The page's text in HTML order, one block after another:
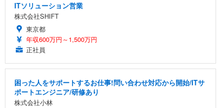
ITソリューション営業
株式会社SHIFT
東京都
年収600万円～1,500万円
正社員
困った人をサポートするお仕事!問い合わせ対応から開始/ITサ
ポートエンジニア/研修あり
株式会社小林